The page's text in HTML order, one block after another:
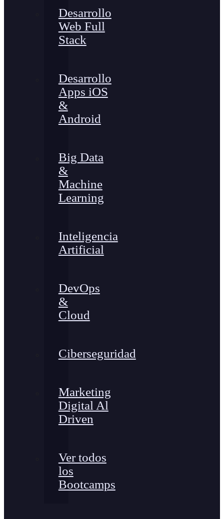
Desarrollo
Web Full
Stack
Desarrollo
Apps iOS
&
Android
Big Data
&
Machine
Learning
Inteligencia
Artificial
DevOps
&
Cloud
Ciberseguridad
Marketing
Digital Al
Driven
Ver todos
los
Bootcamps